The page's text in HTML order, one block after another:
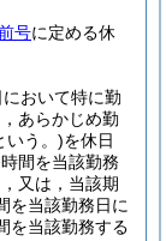
号に定める休
おいて特に勤
あらかじめ勤
いう。)を休日
間を当該勤務
又は，当該期
を当該勤務日に
を当該勤務する